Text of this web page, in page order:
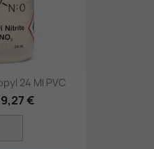
24 Ml PVC
9,27 €